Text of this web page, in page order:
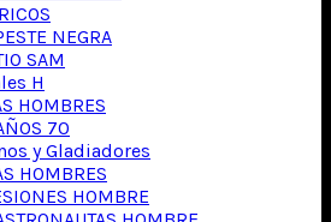
NEGRA
SAM
H
HOMBRES
70
y Gladiadores
HOMBRES
HOMBRE